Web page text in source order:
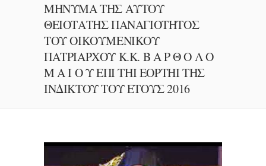
ΜΗΝΥΜΑ ΤΗΣ ΑΥΤΟΥ
ΘΕΙΟΤΑΤΗΣ ΠΑΝΑΓΙΟΤΗΤΟΣ
ΤΟΥ ΟΙΚΟΥΜΕΝΙΚΟΥ
ΠΑΤΡΙΑΡΧΟΥ Κ.Κ. Β Α Ρ Θ Ο Λ Ο
Μ Α Ι Ο Υ ΕΠΙ ΤΗΙ ΕΟΡΤΗΙ ΤΗΣ ΙΝ
ΔΙΚΤΟΥ ΤΟΥ ΕΤΟΥΣ 2016